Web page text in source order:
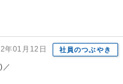
年01月12日 社員のつぶやき